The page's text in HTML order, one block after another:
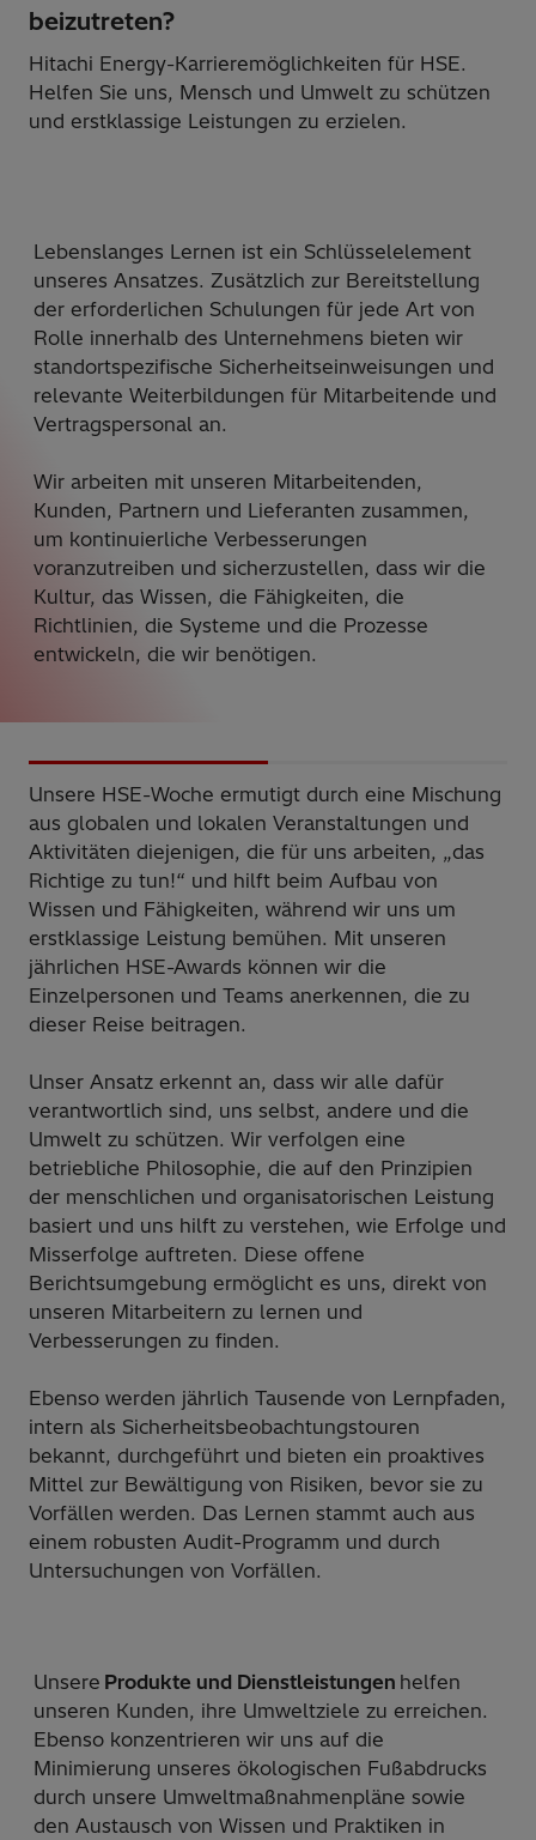
beizutreten?
Hitachi Energy-Karrieremöglichkeiten für HSE.
Helfen Sie uns, Mensch und Umwelt zu schützen
und erstklassige Leistungen zu erzielen.
Lebenslanges Lernen ist ein Schlüsselelement
unseres Ansatzes. Zusätzlich zur Bereitstellung
der erforderlichen Schulungen für jede Art von
Rolle innerhalb des Unternehmens bieten wir
standortspezifische Sicherheitseinweisungen und
relevante Weiterbildungen für Mitarbeitende und
Vertragspersonal an.
Wir arbeiten mit unseren Mitarbeitenden,
Kunden, Partnern und Lieferanten zusammen,
um kontinuierliche Verbesserungen
voranzutreiben und sicherzustellen, dass wir die
Kultur, das Wissen, die Fähigkeiten, die
Richtlinien, die Systeme und die Prozesse
entwickeln, die wir benötigen.
Unsere HSE-Woche ermutigt durch eine Mischung
aus globalen und lokalen Veranstaltungen und
Aktivitäten diejenigen, die für uns arbeiten, „das
Richtige zu tun!“ und hilft beim Aufbau von
Wissen und Fähigkeiten, während wir uns um
erstklassige Leistung bemühen. Mit unseren
jährlichen HSE-Awards können wir die
Einzelpersonen und Teams anerkennen, die zu
dieser Reise beitragen.
Unser Ansatz erkennt an, dass wir alle dafür
verantwortlich sind, uns selbst, andere und die
Umwelt zu schützen. Wir verfolgen eine
betriebliche Philosophie, die auf den Prinzipien
der menschlichen und organisatorischen Leistung
basiert und uns hilft zu verstehen, wie Erfolge und
Misserfolge auftreten. Diese offene
Berichtsumgebung ermöglicht es uns, direkt von
unseren Mitarbeitern zu lernen und
Verbesserungen zu finden.
Ebenso werden jährlich Tausende von Lernpfaden,
intern als Sicherheitsbeobachtungstouren
bekannt, durchgeführt und bieten ein proaktives
Mittel zur Bewältigung von Risiken, bevor sie zu
Vorfällen werden. Das Lernen stammt auch aus
einem robusten Audit-Programm und durch
Untersuchungen von Vorfällen.
Unsere Produkte und Dienstleistungen helfen
unseren Kunden, ihre Umweltziele zu erreichen.
Ebenso konzentrieren wir uns auf die
Minimierung unseres ökologischen Fußabdrucks
durch unsere Umweltmaßnahmenpläne sowie
den Austausch von Wissen und Praktiken in